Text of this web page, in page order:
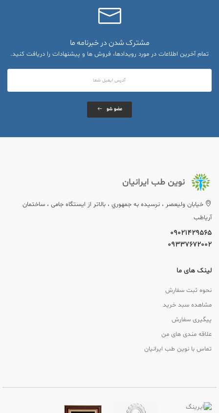
مشترک شدن در خبرنامه ما
تمام آخرین اطلاعات در مورد رویدادها، فروش ها و پیشنهادات را دریافت کنید.
عضو شو
نوین طب ایرانیان
خيابان وليعصر ، نرسيده به جمهوري ، بالاتر از ایستگاه جامی ، ساختمان
آریاطب
09021429565
09337672002
لینک های ما
نحوه ثبت سفارش
مشاهده سبد خرید
پیگیری سفارش
علاقه مندی های من
تماس با نوین طب ایرانیان